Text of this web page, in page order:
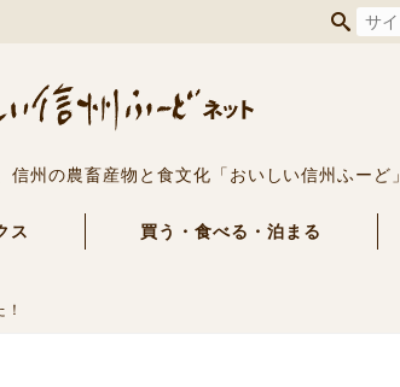
州の農畜産物と食文化「おいしい信州ふーど」
ス 買う・食べる・泊まる